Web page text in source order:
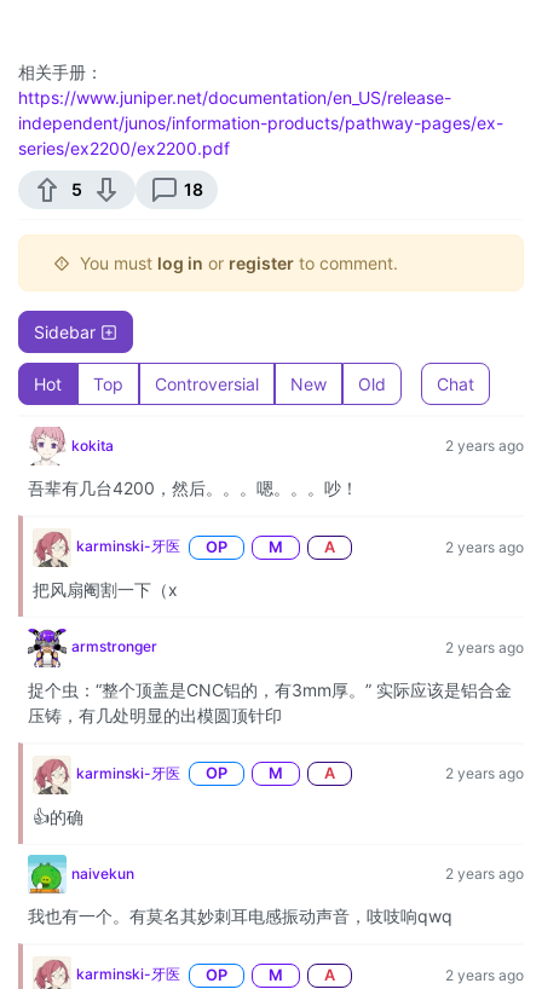
相关手册：
https://www.juniper.net/documentation/en_US/release-
independent/junos/information-products/pathway-pages/ex-
series/ex2200/ex2200.pdf
5
18
You must log in or register to comment.
Sidebar
Hot Top Controversial New Old Chat
kokita 2 years ago
吾辈有几台4200，然后。。。嗯。。。吵！
karminski-牙医 OP M A 2 years ago
把风扇阉割一下（x
armstronger 2 years ago
捉个虫：“整个顶盖是CNC铝的，有3mm厚。” 实际应该是铝合金
压铸，有几处明显的出模圆顶针印
karminski-牙医 OP M A 2 years ago
👍的确
naivekun 2 years ago
我也有一个。有莫名其妙刺耳电感振动声音，吱吱响qwq
karminski-牙医 OP M A 2 years ago